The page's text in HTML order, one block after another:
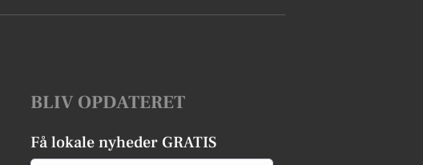
BLIV OPDATERET
Få lokale nyheder GRATIS